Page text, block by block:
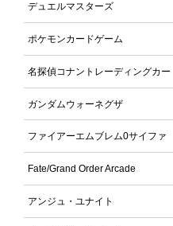
デュエルマスターズ
ポケモンカードゲーム
名探偵コナントレーディングカー
ドゲーム
ガンダムウォーネグザ
ファイアーエムブレム0サイファ
Fate/Grand Order Arcade
アンジュ・ユナイト